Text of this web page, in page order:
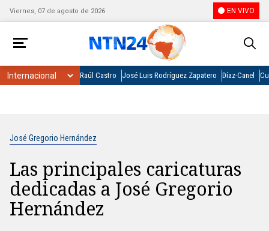
Viernes, 07 de agosto de 2026 EN VIVO
Raúl Castro José Luis Rodríguez Zapatero Díaz-Canel
José Gregorio Hernández
Las principales caricaturas
dedicadas a José Gregorio
Hernández